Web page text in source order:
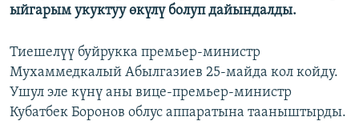
ыйгарым укуктуу өкүлү болуп дайындалды.
Тиешелүү буйрукка премьер-министр
Мухаммедкалый Абылгазиев 25-майда кол койду.
Ушул эле күнү аны вице-премьер-министр
Кубатбек Боронов облус аппаратына тааныштырды.